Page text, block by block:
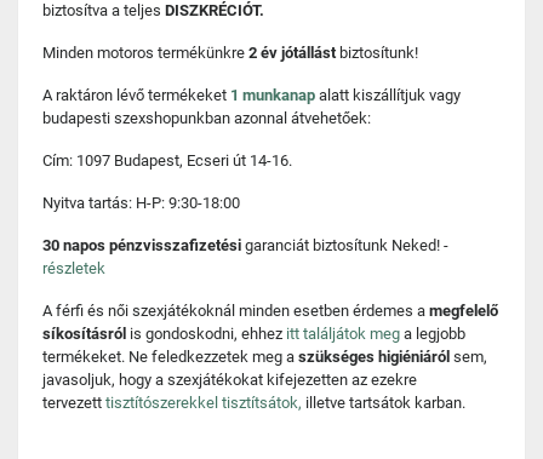
biztosítva a teljes DISZKRÉCIÓT.
Minden motoros termékünkre 2 év jótállást biztosítunk!
A raktáron lévő termékeket 1 munkanap alatt kiszállítjuk vagy
budapesti szexshopunkban azonnal átvehetőek:
Cím: 1097 Budapest, Ecseri út 14-16.
Nyitva tartás: H-P: 9:30-18:00
30 napos pénzvisszafizetési garanciát biztosítunk Neked! -
részletek
A férfi és női szexjátékoknál minden esetben érdemes a megfelelő
síkosításról is gondoskodni, ehhez itt találjátok meg a legjobb
termékeket. Ne feledkezzetek meg a szükséges higiéniáról sem,
javasoljuk, hogy a szexjátékokat kifejezetten az ezekre
tervezett tisztítószerekkel tisztítsátok, illetve tartsátok karban.